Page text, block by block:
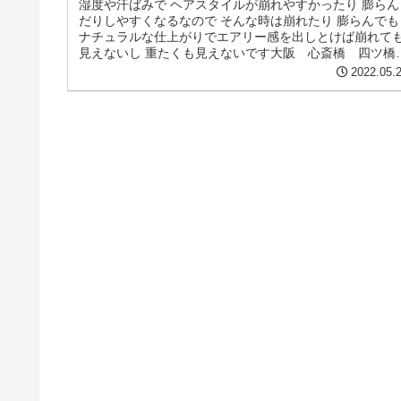
湿度や汗ばみで ヘアスタイルが崩れやすかったり 膨らん
だりしやすくなるなので そんな時は崩れたり 膨らんでも
ナチュラルな仕上がりでエアリー感を出しとけば崩れて
見えないし 重たくも見えないです大阪 心斎橋 四ツ橋